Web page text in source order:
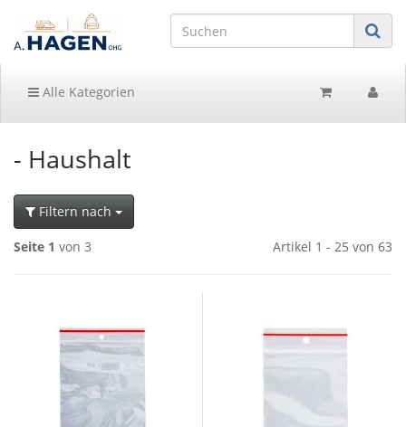
Alle Kategorien
- Haushalt
Filtern nach
Seite 1 von 3 Artikel 1 - 25 von 63